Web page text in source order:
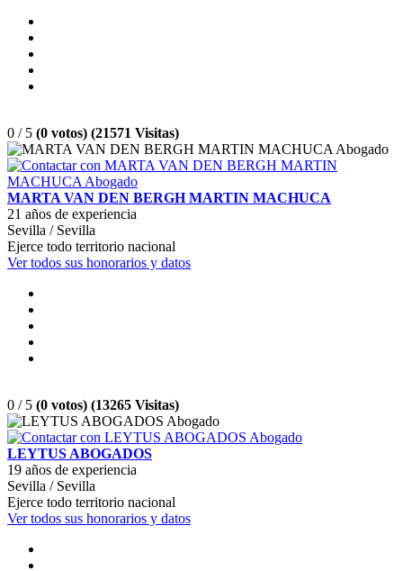
0 / 5 (0 votos) (21571 Visitas)
MARTA VAN DEN BERGH MARTIN MACHUCA
21 años de experiencia
Sevilla / Sevilla
Ejerce todo territorio nacional
Ver todos sus honorarios y datos
0 / 5 (0 votos) (13265 Visitas)
LEYTUS ABOGADOS
19 años de experiencia
Sevilla / Sevilla
Ejerce todo territorio nacional
Ver todos sus honorarios y datos